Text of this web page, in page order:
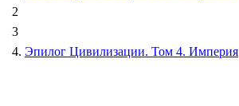
2
3
4. Эпилог Цивилизации. Том 4. Империя